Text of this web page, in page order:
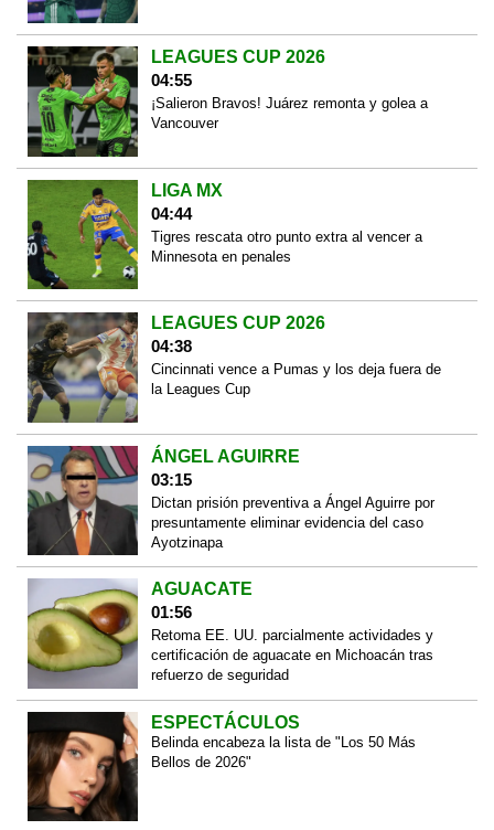
LEAGUES CUP 2026
04:55
¡Salieron Bravos! Juárez remonta y golea a
Vancouver
LIGA MX
04:44
Tigres rescata otro punto extra al vencer a
Minnesota en penales
LEAGUES CUP 2026
04:38
Cincinnati vence a Pumas y los deja fuera de
la Leagues Cup
ÁNGEL AGUIRRE
03:15
Dictan prisión preventiva a Ángel Aguirre por
presuntamente eliminar evidencia del caso
Ayotzinapa
AGUACATE
01:56
Retoma EE. UU. parcialmente actividades y
certificación de aguacate en Michoacán tras
refuerzo de seguridad
ESPECTÁCULOS
Belinda encabeza la lista de "Los 50 Más
Bellos de 2026"